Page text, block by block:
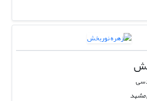
مشهد